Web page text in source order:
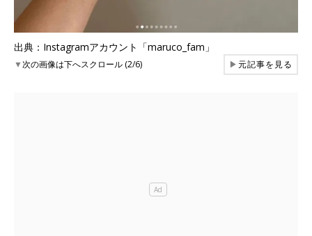
出典：Instagramアカウント「maruco_fam」
▼次の画像は下へスクロール (2/6) ▶元記事を見る